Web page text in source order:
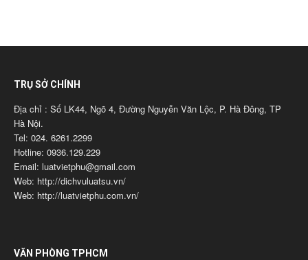
TRỤ SỞ CHÍNH
Địa chỉ : Số LK44, Ngõ 4, Đường Nguyễn Văn Lộc, P. Hà Đông, TP
Hà Nội.
Tel: 024. 6261.2299
Hotline: 0936.129.229
Email: luatvietphu@gmail.com
Web: http://dichvuluatsu.vn/
Web: http://luatvietphu.com.vn/
VĂN PHÒNG TPHCM